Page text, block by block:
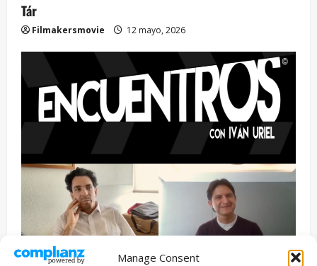
Manage Consent
Tár
Filmakersmovie 12 mayo, 2026
Entrevista Series